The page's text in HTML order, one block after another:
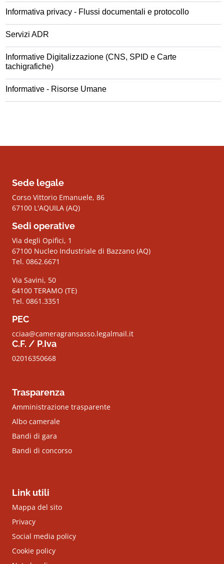
Informativa privacy - Flussi documentali e protocollo
Servizi ADR
Informative Digitalizzazione (CNS, SPID e Carte
tachigrafiche)
Informative - Risorse Umane
Sede legale
Corso Vittorio Emanuele, 86
67100 L'AQUILA (AQ)
Sedi operative
Via degli Opifici, 1
67100 Nucleo Industriale di Bazzano (AQ)
Tel. 0862.6671
Via Savini, 50
64100 TERAMO (TE)
Tel. 0861.3351
PEC
cciaa@cameragransasso.legalmail.it
C.F. / P.Iva
02016350668
Trasparenza
Amministrazione trasparente
Albo camerale
Bandi di gara
Bandi di concorso
Link utili
Mappa del sito
Privacy
Social media policy
Cookie policy